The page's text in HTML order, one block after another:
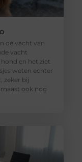
de vacht van
vacht
en het ziet
weten echter
zeker bij
ook nog